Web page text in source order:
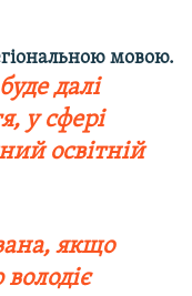
мовою.
далі
у сфері
освітній
якщо